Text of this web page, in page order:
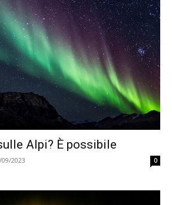
Alpi? È possibile
2023 0